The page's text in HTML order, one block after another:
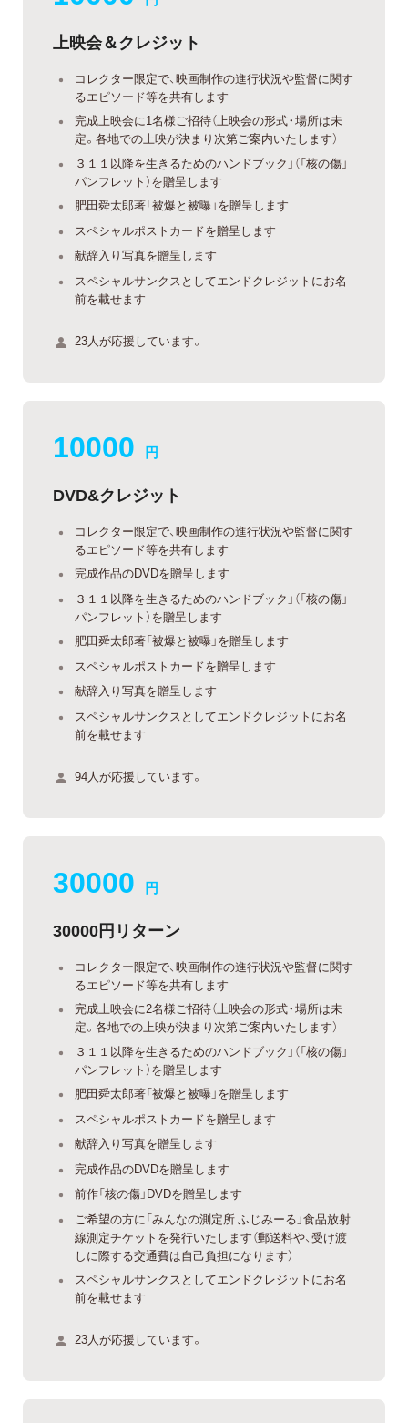
上映会＆クレジット
コレクター限定で、映画制作の進行状況や監督に関す
るエピソード等を共有します
完成上映会に1名様ご招待（上映会の形式・場所は未
定。各地での上映が決まり次第ご案内いたします）
３１１以降を生きるためのハンドブック」（「核の傷」
パンフレット）を贈呈します
肥田舜太郎著「被爆と被曝」を贈呈します
スペシャルポストカードを贈呈します
献辞入り写真を贈呈します
スペシャルサンクスとしてエンドクレジットにお名
前を載せます
23人が応援しています。
10000 円
DVD&クレジット
コレクター限定で、映画制作の進行状況や監督に関す
るエピソード等を共有します
完成作品のDVDを贈呈します
３１１以降を生きるためのハンドブック」（「核の傷」
パンフレット）を贈呈します
肥田舜太郎著「被爆と被曝」を贈呈します
スペシャルポストカードを贈呈します
献辞入り写真を贈呈します
スペシャルサンクスとしてエンドクレジットにお名
前を載せます
94人が応援しています。
30000 円
30000円リターン
コレクター限定で、映画制作の進行状況や監督に関す
るエピソード等を共有します
完成上映会に2名様ご招待（上映会の形式・場所は未
定。各地での上映が決まり次第ご案内いたします）
３１１以降を生きるためのハンドブック」（「核の傷」
パンフレット）を贈呈します
肥田舜太郎著「被爆と被曝」を贈呈します
スペシャルポストカードを贈呈します
献辞入り写真を贈呈します
完成作品のDVDを贈呈します
前作「核の傷」DVDを贈呈します
ご希望の方に「みんなの測定所 ふじみーる」食品放射
線測定チケットを発行いたします（郵送料や、受け渡
しに際する交通費は自己負担になります）
スペシャルサンクスとしてエンドクレジットにお名
前を載せます
23人が応援しています。